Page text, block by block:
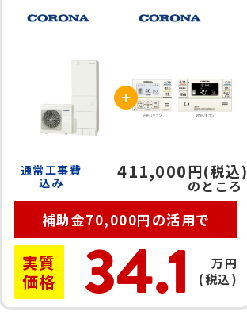
通常工事費
込み
411,000円(税込)
のところ
補助金70,000円の活用で
実質
価格
34.1
万円
(税込)